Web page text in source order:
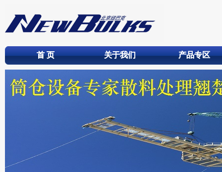
首 页 关于我们 产品专区
首 页 关于我们 产品专区